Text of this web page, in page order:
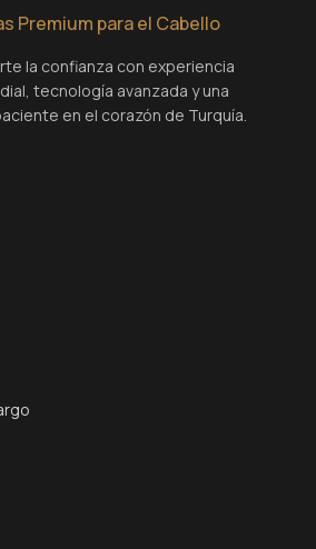
Largo
Premium para el Cabello
la confianza con experiencia
tecnología avanzada y una
en el corazón de Turquía.